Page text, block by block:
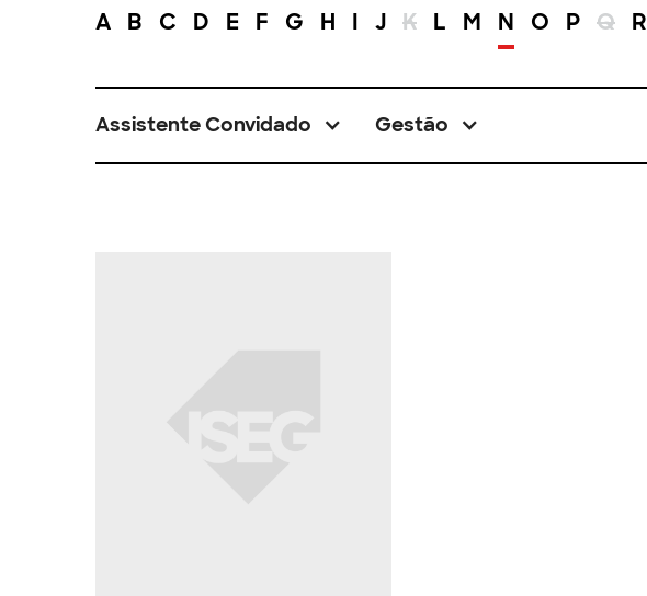
A B C D E F G H I J K L M N O P Q R
Assistente Convidado Gestão